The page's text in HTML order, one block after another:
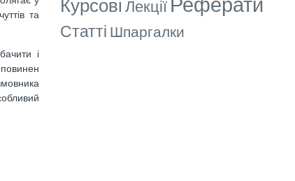
та
і
Курсові Лекції
Статті Шпаргалки